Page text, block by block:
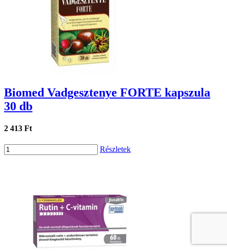
Biomed Vadgesztenye FORTE kapszula
30 db
2 413 Ft
Részletek